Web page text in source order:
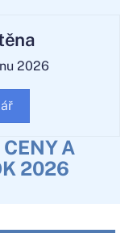
2026
A
2026